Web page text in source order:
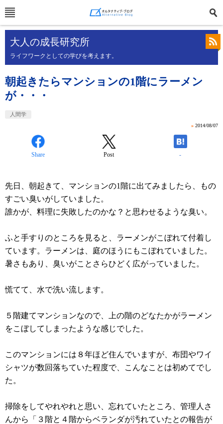
大人の成長研究所
ライフワークとしての学びを考えます。
朝起きたらマンションの1階にラーメン
が・・・
人間学
» 2014/08/07
Share Post -
先日、朝起きて、マンションの1階に出てみましたら、もの
すごい臭いがしていました。
誰かが、料理に失敗したのかな？と思わせるような臭い。
ふと手すりのところを見ると、ラーメンがこぼれて付着し
ています。ラーメンは、庭のほうにもこぼれていました。
暑さもあり、臭いがことさらひどく広がっていました。
慌てて、水で洗い流します。
５階建てマンションなので、上の階のどなたかがラーメン
をこぼしてしまったような感じでした。
このマンションには８年ほど住んでいますが、布団やワイ
シャツが数回落ちていた程度で、こんなことは初めてでし
た。
掃除をしてやれやれと思い、忘れていたところ、管理人さ
んから「３階と４階からベランダが汚れていたとの報告が